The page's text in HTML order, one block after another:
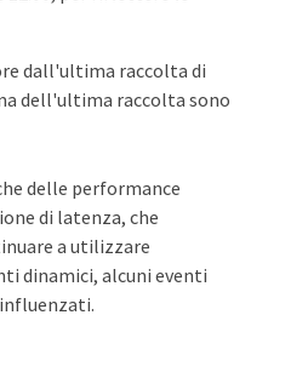
dall'ultima raccolta di
dell'ultima raccolta sono
delle performance
di latenza, che
a utilizzare
dinamici, alcuni eventi